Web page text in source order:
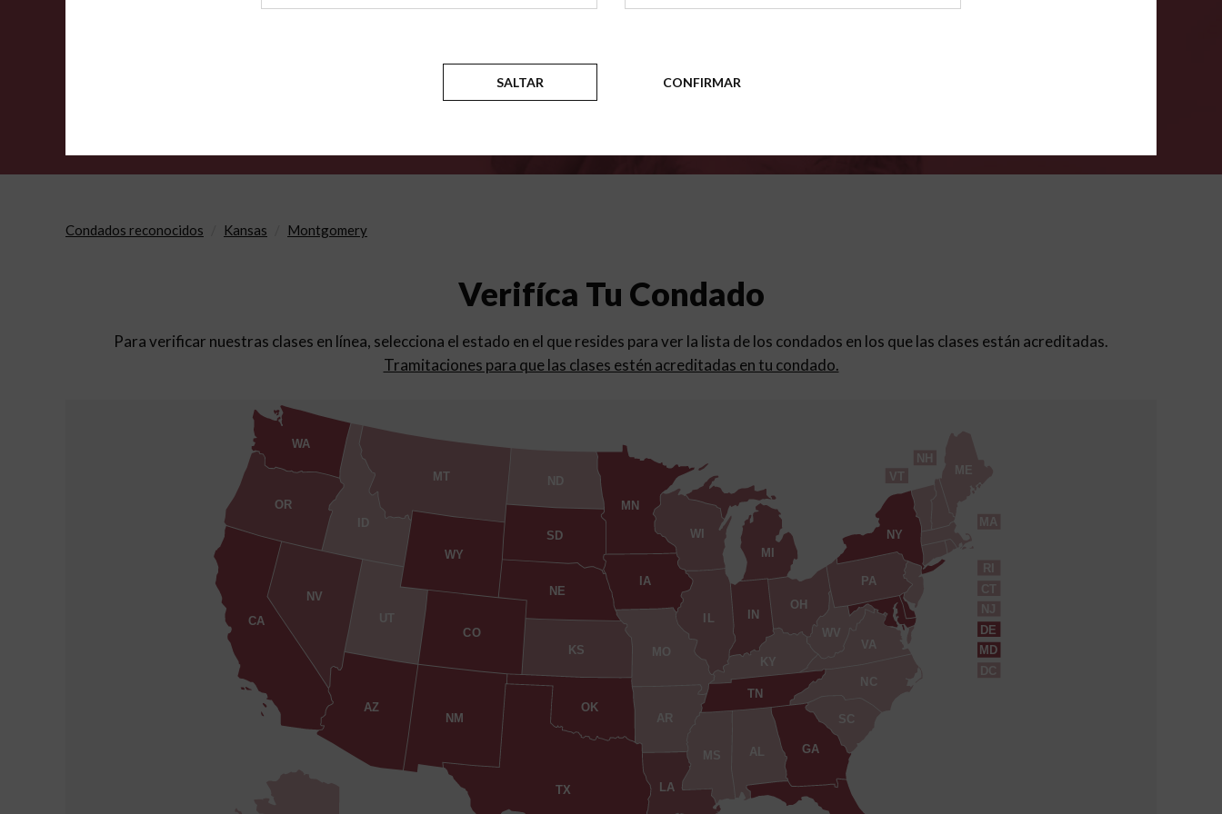
Condados reconocidos Kansas Montgomery
Verifíca Tu Condado
Para verificar nuestras clases en línea, selecciona el estado en el que resides para ver la lista de los condados en los que las clases están acreditadas.
Tramitaciones para que las clases estén acreditadas en tu condado.
AL
AZ
AR
CA
CO
CT
DE
DC
GA
ID
IN
IA
KS
KY
LA
ME
MD
MA
MI
MN
MS
MO
MT
NE
NV
NH
NJ
NM
NY
NC
ND
OH
OK
OR
PA
RI
SC
SD
TN
TX
UT
VT
VA
WA
WV
WI
WY
SALTAR CONFIRMAR